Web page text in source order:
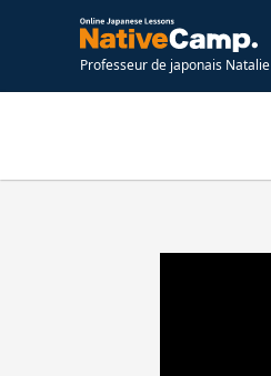
Professeur de japonais Natalie